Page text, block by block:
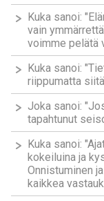
Kuka sanoi:
vain
voimme pelätä
Kuka sanoi:
riippumatta
Joka sanoi:
tapahtunut
Kuka sanoi:
kokeiluina ja
Onnistuminen
kaikkea